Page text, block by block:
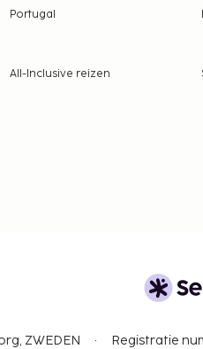
aan ons heeft
toeslag die varieert
Portugal
All-Inclusive reizen
ZWEDEN Registratie